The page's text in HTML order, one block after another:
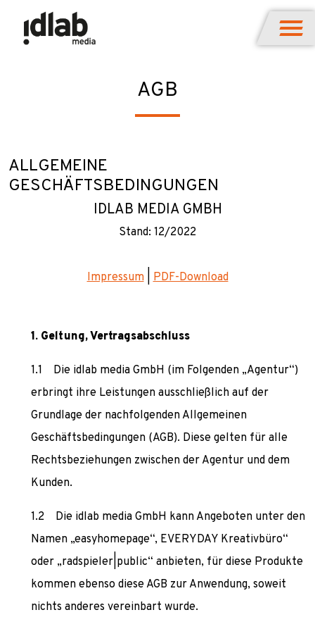
AGB
ALLGEMEINE
GESCHÄFTSBEDINGUNGEN
IDLAB MEDIA GMBH
Stand: 12/2022
Impressum|PDF-Download
Geltung, Vertragsabschluss
Die idlab media GmbH (im Folgenden „Agentur“)
erbringt ihre Leistungen ausschließlich auf der
Grundlage der nachfolgenden Allgemeinen
Geschäftsbedingungen (AGB). Diese gelten für alle
Rechtsbeziehungen zwischen der Agentur und dem
Kunden.
Die idlab media GmbH kann Angeboten unter den
Namen „easyhomepage“, EVERYDAY Kreativbüro“
oder „radspieler|public“ anbieten, für diese Produkte
kommen ebenso diese AGB zur Anwendung, soweit
nichts anderes vereinbart wurde.